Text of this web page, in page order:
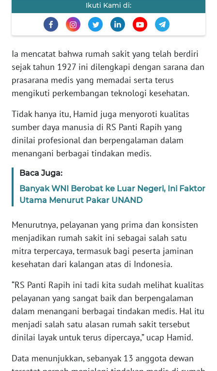
Ikuti Kami di:
Ia mencatat bahwa rumah sakit yang telah berdiri
sejak tahun 1927 ini dilengkapi dengan sarana dan
prasarana medis yang memadai serta terus
mengikuti perkembangan teknologi kesehatan.
Tidak hanya itu, Hamid juga menyoroti kualitas
sumber daya manusia di RS Panti Rapih yang
dinilai profesional dan berpengalaman dalam
menangani berbagai tindakan medis.
Baca Juga:
Banyak WNI Berobat ke Luar Negeri, Ini Faktor
Utama Menurut Pakar UNAND
Menurutnya, pelayanan yang prima dan konsisten
menjadikan rumah sakit ini sebagai salah satu
mitra terpercaya, termasuk bagi peserta jaminan
kesehatan dari kalangan atas di Indonesia.
“RS Panti Rapih ini tadi kita sudah melihat kualitas
pelayanan yang sangat baik dan berpengalaman
dalam menangani berbagai tindakan medis. Hal itu
menjadi salah satu alasan rumah sakit tersebut
dinilai layak untuk terus dipercaya,” ucap Hamid.
Data menunjukkan, sebanyak 13 anggota dewan
EDITORIAL
INDEKS
BERITA
KONTAK
KAMI
INFO
TENTANG
SIBER
REDAKSI
KARIR
DISCLAIMER
News